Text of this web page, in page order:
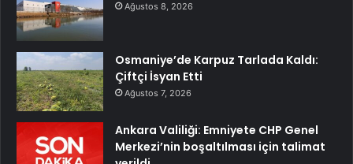
Ağustos 8, 2026
Osmaniye’de Karpuz Tarlada Kaldı:
Çiftçi İsyan Etti
Ağustos 7, 2026
Ankara Valiliği: Emniyete CHP Genel
Merkezi’nin boşaltılması için talimat